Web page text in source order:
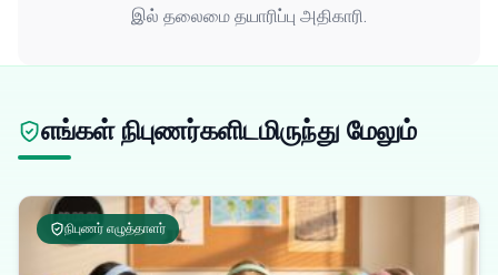
இல் தலைமை தயாரிப்பு அதிகாரி.
எங்கள் நிபுணர்களிடமிருந்து மேலும்
நிபுணர் எழுத்தாளர்